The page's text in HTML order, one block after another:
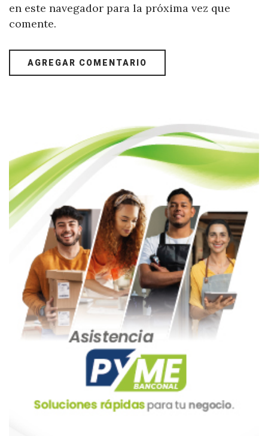
en este navegador para la próxima vez que
comente.